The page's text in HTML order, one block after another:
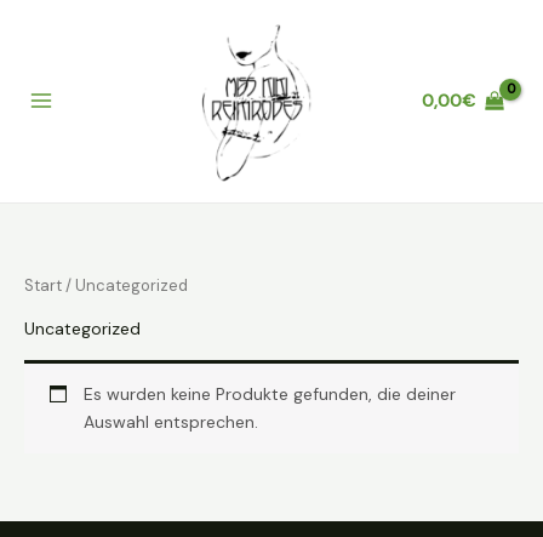
0,00€
Start/ Uncategorized
Uncategorized
Es wurden keine Produkte gefunden, die deiner
Auswahl entsprechen.